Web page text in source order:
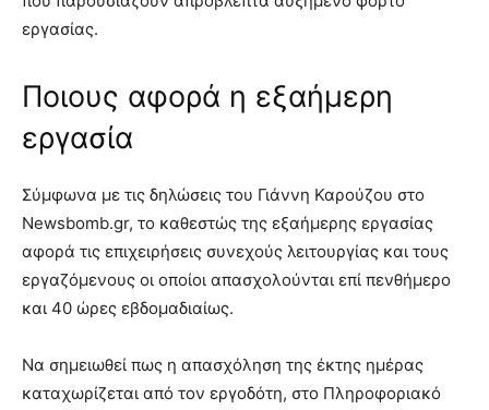
εργασίας.
Ποιους αφορά η εξαήμερη
εργασία
Σύμφωνα με τις δηλώσεις του Γιάννη Καρούζου στο
Newsbomb.gr, το καθεστώς της εξαήμερης εργασίας
αφορά τις επιχειρήσεις συνεχούς λειτουργίας και τους
εργαζόμενους οι οποίοι απασχολούνται επί πενθήμερο
και 40 ώρες εβδομαδιαίως.
Να σημειωθεί πως η απασχόληση της έκτης ημέρας
καταχωρίζεται από τον εργοδότη, στο Πληροφοριακό